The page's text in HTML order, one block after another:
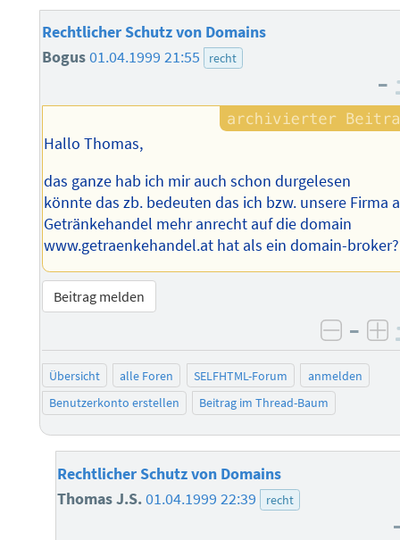
Rechtlicher Schutz von Domains
Bogus01.04.1999 21:55 recht
–
Hallo Thomas,
das ganze hab ich mir auch schon durgelesen
könnte das zb. bedeuten das ich bzw. unsere Firma
Getränkehandel mehr anrecht auf die domain
www.getraenkehandel.at hat als ein domain-
Beitrag melden
–
Übersicht alle Foren SELFHTML-Forum
anmelden
Benutzerkonto erstellen
Beitrag im Thread-Baum
Rechtlicher Schutz von Domains
Thomas J.S.01.04.1999 22:39 recht